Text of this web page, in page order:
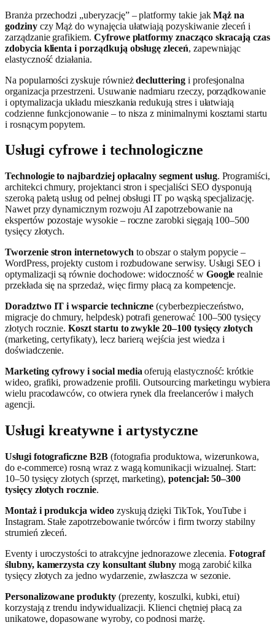
Branża przechodzi „uberyzację” – platformy takie jakMąż na
godzinyczy Mąż do wynajęcia ułatwiają pozyskiwanie zleceń i
zarządzanie grafikiem. Cyfrowe platformy znacząco skracają czas
zdobycia klienta i porządkują obsługę zleceń, zapewniając
elastyczność działania.
Na popularności zyskuje równieżdeclutteringi profesjonalna
organizacja przestrzeni. Usuwanie nadmiaru rzeczy, porządkowanie
i optymalizacja układu mieszkania redukują stres i ułatwiają
codzienne funkcjonowanie – to nisza z minimalnymi kosztami startu
i rosnącym popytem.
Usługi cyfrowe i technologiczne
Technologie to najbardziej opłacalny segment usług. Programiści,
architekci chmury, projektanci stron i specjaliści SEO dysponują
szeroką paletą usług od pełnej obsługi IT po wąską specjalizację.
Nawet przy dynamicznym rozwoju AI zapotrzebowanie na
ekspertów pozostaje wysokie – roczne zarobki sięgają 100–500
tysięcy złotych.
Tworzenie stron internetowych to obszar o stałym popycie –
WordPress, projekty custom i rozbudowane serwisy. Usługi SEO i
optymalizacji są równie dochodowe: widoczność w Google realnie
przekłada się na sprzedaż, więc firmy płacą za kompetencje.
Doradztwo IT i wsparcie techniczne (cyberbezpieczeństwo,
migracje do chmury, helpdesk) potrafi generować 100–500 tysięcy
złotych rocznie.Koszt startu to zwykle 20–100 tysięcy złotych
(marketing, certyfikaty), lecz barierą wejścia jest wiedza i
doświadczenie.
Marketing cyfrowy i social media oferują elastyczność: krótkie
wideo, grafiki, prowadzenie profili. Outsourcing marketingu wybiera
wielu pracodawców, co otwiera rynek dla freelancerów i małych
agencji.
Usługi kreatywne i artystyczne
Usługi fotograficzne B2B(fotografia produktowa, wizerunkowa,
do e-commerce) rosną wraz z wagą komunikacji wizualnej. Start:
10–50 tysięcy złotych (sprzęt, marketing), potencjał: 50–300
tysięcy złotych rocznie.
Montaż i produkcja wideozyskują dzięki TikTok, YouTube i
Instagram. Stałe zapotrzebowanie twórców i firm tworzy stabilny
strumień zleceń.
Eventy i uroczystości to atrakcyjne jednorazowe zlecenia.Fotograf
ślubny, kamerzysta czy konsultant ślubny mogą zarobić kilka
tysięcy złotych za jedno wydarzenie, zwłaszcza w sezonie.
Personalizowane produkty(prezenty, koszulki, kubki, etui)
korzystają z trendu indywidualizacji. Klienci chętniej płacą za
unikatowe, dopasowane wyroby, co podnosi marżę.